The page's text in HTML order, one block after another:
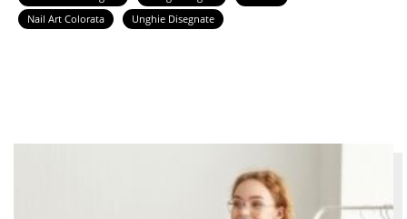
Nail Art Colorata
Unghie Disegnate